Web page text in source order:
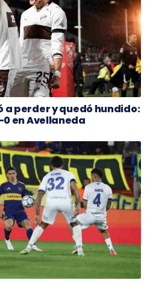
a perder y quedó hundido:
en Avellaneda